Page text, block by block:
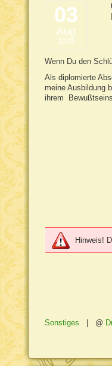
03
Aug
2020
Wenn Du den
Als diplomierte
meine Ausbildung
ihrem
Hinweis!
Sonstiges